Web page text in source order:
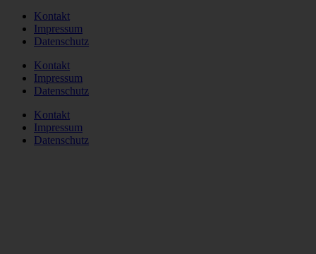
Kontakt
Impressum
Datenschutz
Kontakt
Impressum
Datenschutz
Kontakt
Impressum
Datenschutz